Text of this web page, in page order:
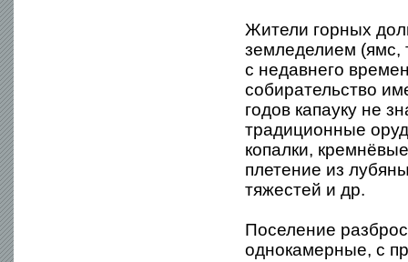
Жители горных
земледелием (ямс,
с недавнего
собирательство
годов капауку не
традиционные
копалки,
плетение из
тяжестей и др.
Поселение
однокамерные, с